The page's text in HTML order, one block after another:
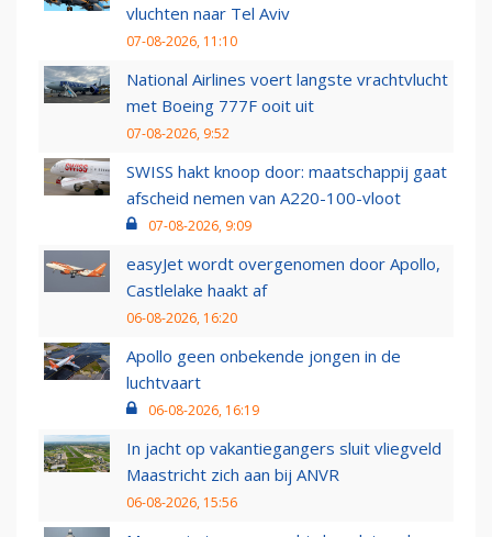
vluchten naar Tel Aviv
07-08-2026, 11:10
National Airlines voert langste vrachtvlucht
met Boeing 777F ooit uit
07-08-2026, 9:52
SWISS hakt knoop door: maatschappij gaat
afscheid nemen van A220-100-vloot
07-08-2026, 9:09
easyJet wordt overgenomen door Apollo,
Castlelake haakt af
06-08-2026, 16:20
Apollo geen onbekende jongen in de
luchtvaart
06-08-2026, 16:19
In jacht op vakantiegangers sluit vliegveld
Maastricht zich aan bij ANVR
06-08-2026, 15:56